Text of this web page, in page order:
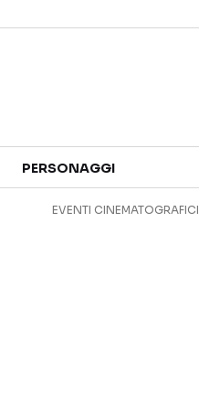
CURIOSITÀ
PERSONAGGI
EVENTI CINEMATOGRAFICI